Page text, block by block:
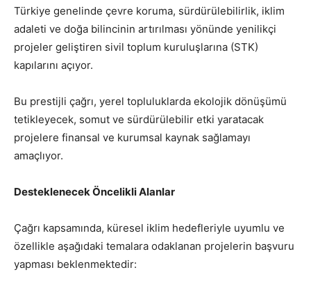
Türkiye genelinde çevre koruma, sürdürülebilirlik, iklim
adaleti ve doğa bilincinin artırılması yönünde yenilikçi
projeler geliştiren sivil toplum kuruluşlarına (STK)
kapılarını açıyor.
Bu prestijli çağrı, yerel topluluklarda ekolojik dönüşümü
tetikleyecek, somut ve sürdürülebilir etki yaratacak
projelere finansal ve kurumsal kaynak sağlamayı
amaçlıyor.
Desteklenecek Öncelikli Alanlar
Çağrı kapsamında, küresel iklim hedefleriyle uyumlu ve
özellikle aşağıdaki temalara odaklanan projelerin başvuru
yapması beklenmektedir: